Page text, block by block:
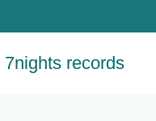
7nights records